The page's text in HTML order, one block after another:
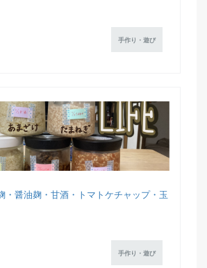
手作り・遊び
・醤油麹・甘酒・トマトケチャップ・玉
手作り・遊び